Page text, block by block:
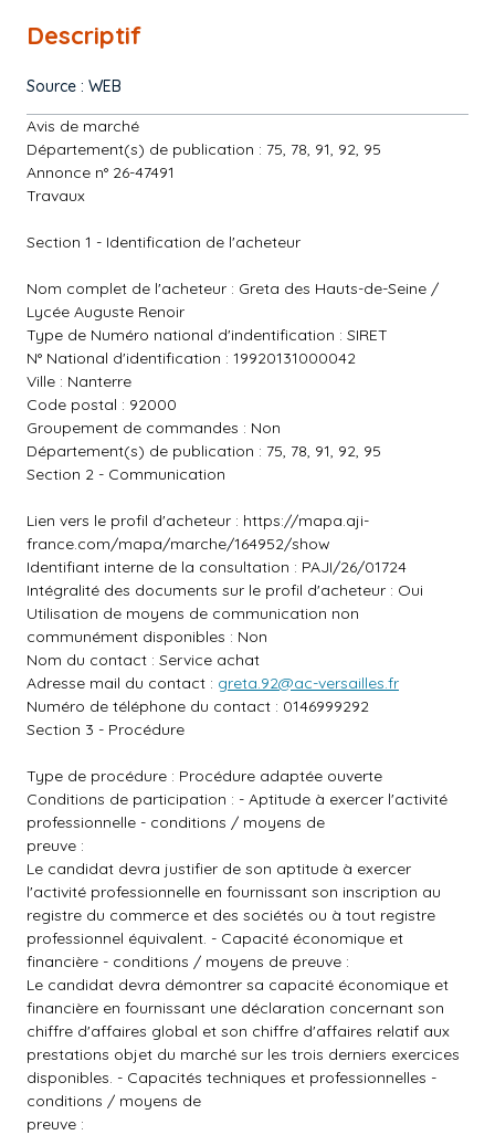
Descriptif
Source : WEB
Avis de marché
Département(s) de publication : 75, 78, 91, 92, 95
Annonce n° 26-47491
Travaux
Section 1 - Identification de l'acheteur
Nom complet de l'acheteur : Greta des Hauts-de-Seine /
Lycée Auguste Renoir
Type de Numéro national d'indentification : SIRET
N° National d'identification : 19920131000042
Ville : Nanterre
Code postal : 92000
Groupement de commandes : Non
Département(s) de publication : 75, 78, 91, 92, 95
Section 2 - Communication
Lien vers le profil d'acheteur : https://mapa.aji-
france.com/mapa/marche/164952/show
Identifiant interne de la consultation : PAJI/26/01724
Intégralité des documents sur le profil d'acheteur : Oui
Utilisation de moyens de communication non
communément disponibles : Non
Nom du contact : Service achat
Adresse mail du contact : greta.92@ac-versailles.fr
Numéro de téléphone du contact : 0146999292
Section 3 - Procédure
Type de procédure : Procédure adaptée ouverte
Conditions de participation : - Aptitude à exercer l'activité
professionnelle - conditions / moyens de
preuve :
Le candidat devra justifier de son aptitude à exercer
l'activité professionnelle en fournissant son inscription au
registre du commerce et des sociétés ou à tout registre
professionnel équivalent. - Capacité économique et
financière - conditions / moyens de preuve :
Le candidat devra démontrer sa capacité économique et
financière en fournissant une déclaration concernant son
chiffre d'affaires global et son chiffre d'affaires relatif aux
prestations objet du marché sur les trois derniers exercices
disponibles. - Capacités techniques et professionnelles -
conditions / moyens de
preuve :